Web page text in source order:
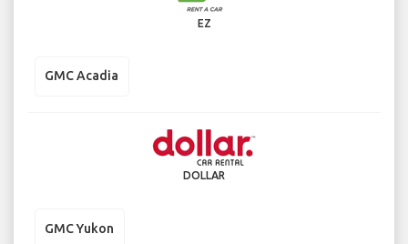
EZ
GMC Acadia
DOLLAR
GMC Yukon